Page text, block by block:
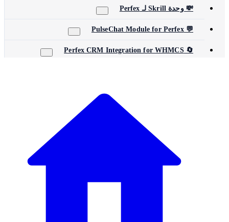
💸 وحدة Skrill لـ Perfex
💬 PulseChat Module for Perfex
🔄 Perfex CRM Integration for WHMCS